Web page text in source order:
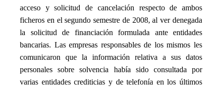
acceso y solicitud de cancelación respecto de ambos
ficheros en el segundo semestre de 2008, al ver denegada
la solicitud de financiación formulada ante entidades
bancarias. Las empresas responsables de los mismos les
comunicaron que la información relativa a sus datos
personales sobre solvencia había sido consultada por
varias entidades crediticias y de telefonía en los últimos